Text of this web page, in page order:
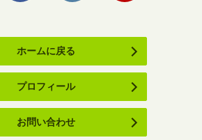
ホームに戻る
プロフィール
お問い合わせ